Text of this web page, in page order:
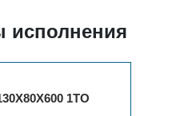
исполнения
1ТО